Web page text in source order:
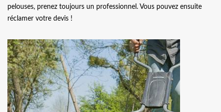
pelouses, prenez toujours un professionnel. Vous pouvez ensuite
réclamer votre devis !